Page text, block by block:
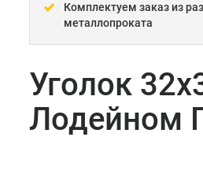
Комплектуем заказ из
металлопроката
Уголок
Лодейном